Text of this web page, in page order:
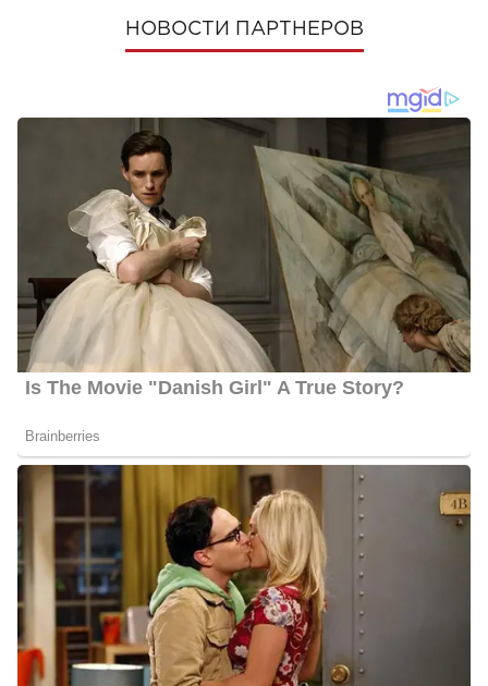
НОВОСТИ ПАРТНЕРОВ